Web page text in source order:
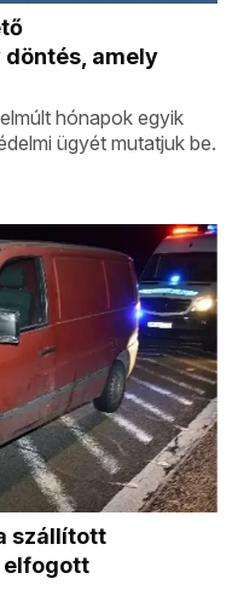
amely
hónapok egyik
ügyét mutatjuk be.
szállított
elfogott